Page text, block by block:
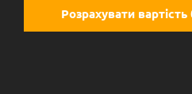
Розрахувати